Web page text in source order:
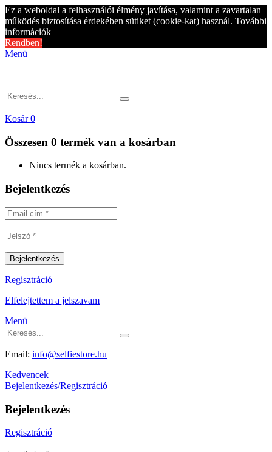
Ez a weboldal a felhasználói élmény javítása, valamint a zavartalan
működés biztosítása érdekében sütiket (cookie-kat) használ. További
információk
Rendben!
Menü
Kosár 0
Összesen 0 termék van a kosárban
Nincs termék a kosárban.
Bejelentkezés
Regisztráció
Elfelejtettem a jelszavam
Menü
Email: info@selfiestore.hu
Kedvencek
Bejelentkezés/Regisztráció
Bejelentkezés
Regisztráció